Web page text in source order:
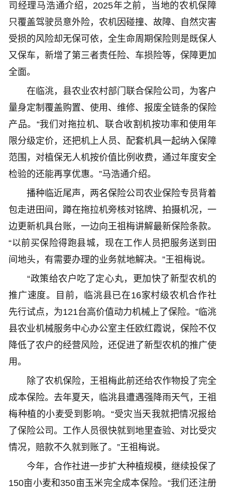
司经理马浩通介绍，2025年之前，当地的农机保障
只覆盖驾驶员意外险，农机因碰撞、故障、自然灾害
受损的风险却无保可依，全生命周期保险则是既保人
又保车，新增了第三者责任险、车损险等，保障更加
全面。
在临洮，县农业农村部门联合保险公司，为客户
量身定制覆盖购置、使用、维修、报废全链条的保险
产品。“我们对拖拉机、联合收割机按功率和使用年
限分级定价，还把机上人员、配套机具一起纳入保障
范围，对植保无人机按价值比例收费，通过年度安全
检验的还能再享优惠。”马浩通介绍。
播种临近尾声，两名保险公司农业保险专员背着
包走进田间，蹲在拖拉机旁核对铭牌、拍摄机况，一
边更新机具台账，一边向王祖梅讲解最新保险条款。
“以前买保险得跑县城，现在工作人员把服务送到田
间地头，有需要办理的业务就地解决。”王祖梅说。
“政策给农户吃了定心丸，更加快了新型农机的
推广速度。目前，临洮县已在16家村级农机合作社
先行试点，为121台高价值动力机械上了保险。”临洮
县农业机械服务中心办公室主任欧红霞说，保险不仅
降低了农户的经营风险，还促进了新型农机的推广使
用。
除了农机保险，王祖梅此前还给农作物投了完全
成本保险。去年夏天，临洮县遭遇强降雨天气，王祖
梅种植的小麦受到影响。“受灾当天我就把情况报给
了保险公司。工作人员很快就到地里查验、对比受灾
情况，赔款不久就到账了。”王祖梅说。
今年，合作社进一步扩大种植规模，继续投保了
150亩小麦和350亩玉米完全成本保险。“我们还注册